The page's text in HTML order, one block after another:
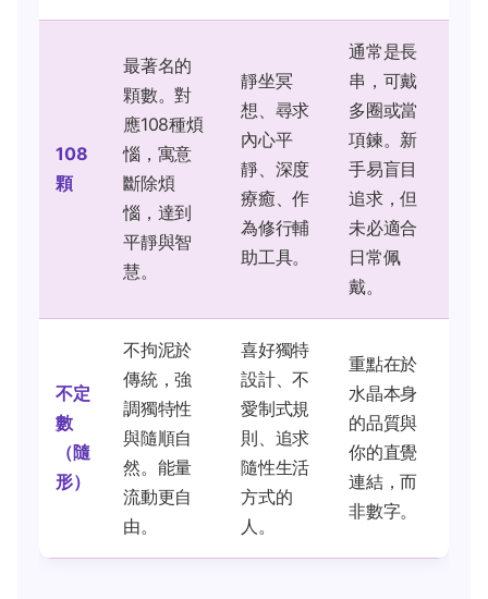
108
顆
最著名的
顆數。對
應108種煩
惱，寓意
斷除煩
惱，達到
平靜與智
慧。
靜坐冥
想、尋求
內心平
靜、深度
療癒、作
為修行輔
助工具。
通常是長
串，可戴
多圈或當
項鍊。新
手易盲目
追求，但
未必適合
日常佩
戴。
不定
數
（隨
形）
不拘泥於
傳統，強
調獨特性
與隨順自
然。能量
流動更自
由。
喜好獨特
設計、不
愛制式規
則、追求
隨性生活
方式的
人。
重點在於
水晶本身
的品質與
你的直覺
連結，而
非數字。